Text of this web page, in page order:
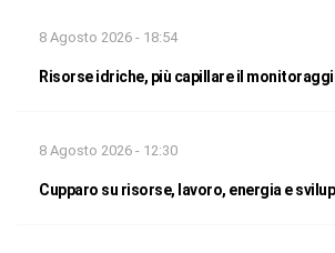
8 Agosto 2026 - 18:54
Risorse idriche, più capillare il
8 Agosto 2026 - 12:30
Cupparo su risorse, lavoro, energia e